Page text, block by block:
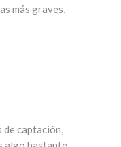
más graves,
de captación,